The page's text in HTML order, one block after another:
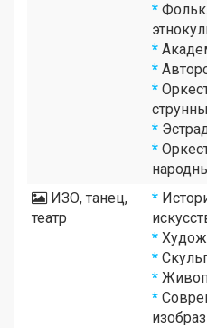
*
*
*
*
*
*
ИЗО, танец,
театр
*
*
*
*
*